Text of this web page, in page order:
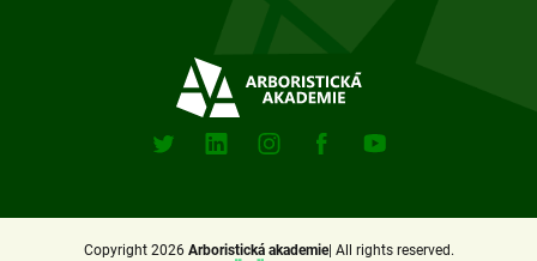
Sociální
sitě
X
LinkedinInstagramFacebookYoutube
Copyright 2026 Arboristická akademie All rights reserved.